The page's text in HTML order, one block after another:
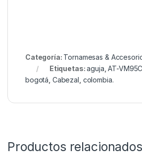
Categoría: Tornamesas &
Etiquetas:aguja ,AT-VM95C
bogotá Cabezal colombia.
Productos relacionados